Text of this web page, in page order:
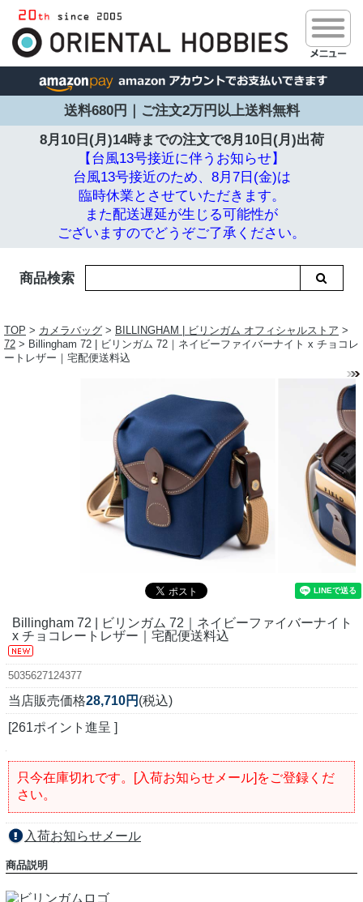
送料680円｜ご注文2万円以上送料無料
8月10日(月)14時までの注文で8月10日(月)出荷
【台風13号接近に伴うお知らせ】
台風13号接近のため、8月7日(金)は
臨時休業とさせていただきます。
また配送遅延が生じる可能性が
ございますのでどうぞご了承ください。
商品検索
TOP > カメラバッグ > BILLINGHAM | ビリンガム オフィシャルストア >
72 > Billingham 72 | ビリンガム 72｜ネイビーファイバーナイト x チョコレ
ートレザー｜宅配便送料込
Billingham 72 | ビリンガム 72｜ネイビーファイバーナイト
x チョコレートレザー｜宅配便送料込
5035627124377
当店販売価格28,710円 (税込)
[261ポイント進呈 ]
只今在庫切れです。[入荷お知らせメール]をご登録くだ
さい。
入荷お知らせメール
商品説明